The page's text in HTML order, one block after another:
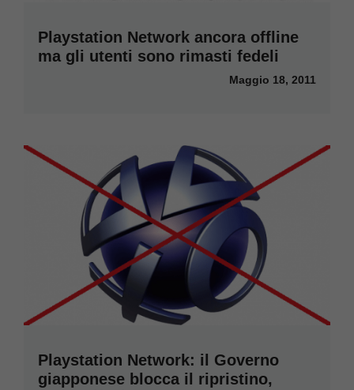
Playstation Network ancora offline
ma gli utenti sono rimasti fedeli
Maggio 18, 2011
Playstation Network: il Governo
giapponese blocca il ripristino,